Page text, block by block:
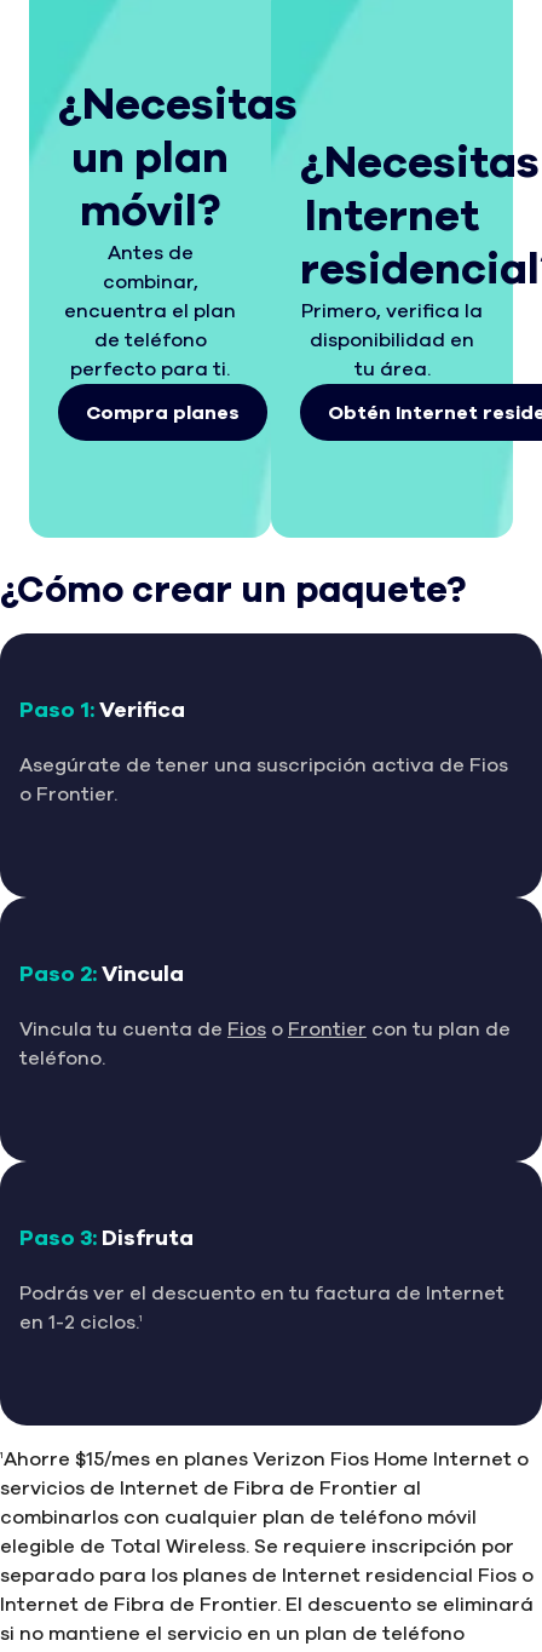
¿Necesitas
un plan
móvil?
Antes de
combinar,
encuentra el plan
de teléfono
perfecto para ti.
Compra planes
¿Necesitas
Internet
Primero, verifica la
disponibilidad en
tu área.
Obtén Internet
¿Cómo crear un paquete?
Paso 1: Verifica
Asegúrate de tener una suscripción activa de Fios
o Frontier.
Paso 2: Vincula
Vincula tu cuenta de Fios(opens
o Frontier (opens
con tu plan de
teléfono.
Paso 3: Disfruta
Podrás ver el descuento en tu factura de Internet
en 1-2 ciclos.1
1Ahorre $15/mes en planes Verizon Fios Home Internet o
servicios de Internet de Fibra de Frontier al
combinarlos con cualquier plan de teléfono móvil
elegible de Total Wireless. Se requiere inscripción por
separado para los planes de Internet residencial Fios o
Internet de Fibra de Frontier. El descuento se eliminará
si no mantiene el servicio en un plan de teléfono